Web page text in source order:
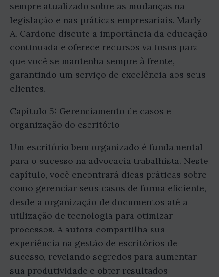
sempre atualizado sobre as mudanças na
legislação e nas práticas empresariais. Marly
A. Cardone discute a importância da educação
continuada e oferece recursos valiosos para
que você se mantenha sempre à frente,
garantindo um serviço de excelência aos seus
clientes.
Capítulo 5: Gerenciamento de casos e
organização do escritório
Um escritório bem organizado é fundamental
para o sucesso na advocacia trabalhista. Neste
capítulo, você encontrará dicas práticas sobre
como gerenciar seus casos de forma eficiente,
desde a organização de documentos até a
utilização de tecnologia para otimizar
processos. A autora compartilha sua
experiência na gestão de escritórios de
sucesso, revelando segredos para aumentar
sua produtividade e obter resultados